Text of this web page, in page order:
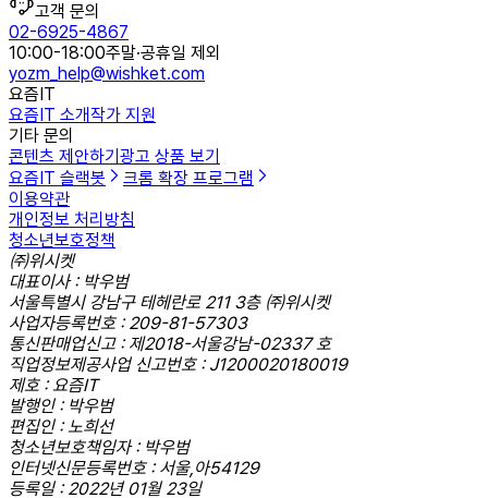
고객 문의
02-6925-4867
10:00-18:00주말·공휴일 제외
yozm_help@wishket.com
요즘IT
요즘IT 소개작가 지원
기타 문의
콘텐츠 제안하기 광고 상품 보기
요즘IT 슬랙봇
크롬 확장 프로그램
이용약관
개인정보 처리방침
청소년보호정책
㈜위시켓
대표이사 : 박우범
서울특별시 강남구 테헤란로 211 3층 ㈜위시켓
사업자등록번호 : 209-81-57303
통신판매업신고 : 제2018-서울강남-02337 호
직업정보제공사업 신고번호 : J1200020180019
제호 : 요즘IT
발행인 : 박우범
편집인 : 노희선
청소년보호책임자 : 박우범
인터넷신문등록번호 : 서울,아54129
등록일 : 2022년 01월 23일